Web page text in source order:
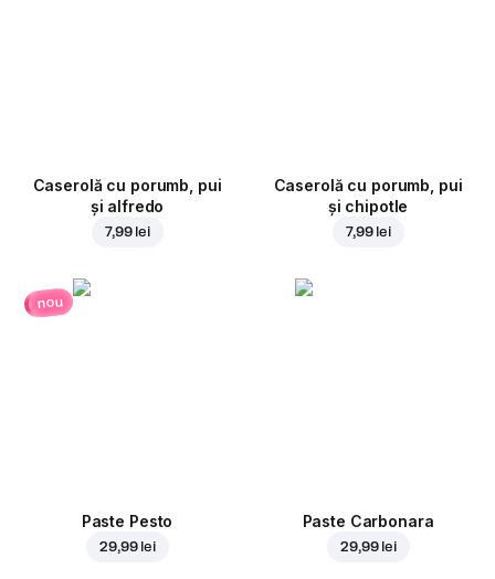
Caserolă cu porumb, pui
și alfredo
7,99 lei
Caserolă cu porumb, pui
și chipotle
7,99 lei
nou
Paste Pesto
29,99 lei
Paste Carbonara
29,99 lei